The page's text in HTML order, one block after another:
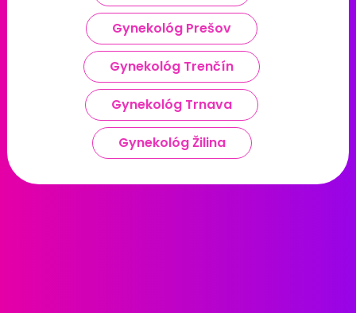
Gynekológ Prešov
Gynekológ Trenčín
Gynekológ Trnava
Gynekológ Žilina